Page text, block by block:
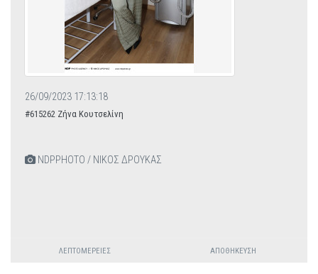
26/09/2023 17:13:18
#615262 Ζήνα Κουτσελίνη
NDPPHOTO / ΝΙΚΟΣ ΔΡΟΥΚΑΣ
ΛΕΠΤΟΜΈΡΕΙΕΣ ΑΠΟΘΉΚΕΥΣΗ